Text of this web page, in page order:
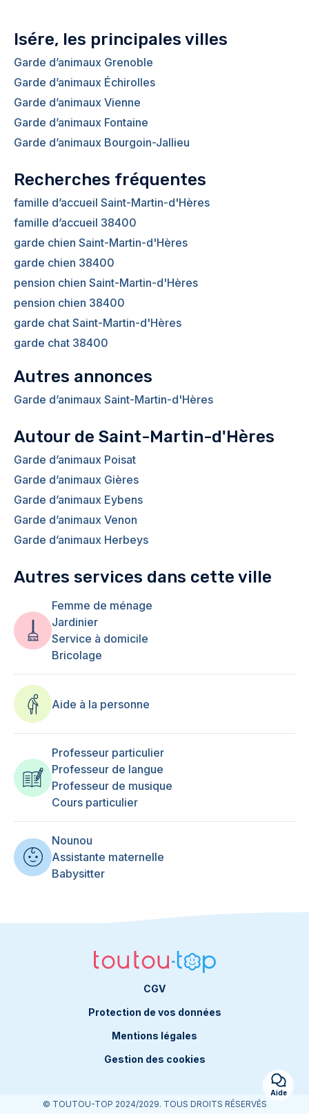
Isére, les principales villes
Garde d’animaux Grenoble
Garde d’animaux Échirolles
Garde d’animaux Vienne
Garde d’animaux Fontaine
Garde d’animaux Bourgoin-Jallieu
Recherches fréquentes
famille d’accueil Saint-Martin-d'Hères
famille d’accueil 38400
garde chien Saint-Martin-d'Hères
garde chien 38400
pension chien Saint-Martin-d'Hères
pension chien 38400
garde chat Saint-Martin-d'Hères
garde chat 38400
Autres annonces
Garde d’animaux Saint-Martin-d'Hères
Autour de Saint-Martin-d'Hères
Garde d’animaux Poisat
Garde d’animaux Gières
Garde d’animaux Eybens
Garde d’animaux Venon
Garde d’animaux Herbeys
Autres services dans cette ville
Femme de ménage
Jardinier
Service à domicile
Bricolage
Aide à la personne
Professeur particulier
Professeur de langue
Professeur de musique
Cours particulier
Nounou
Assistante maternelle
Babysitter
CGV
Protection de vos données
Mentions légales
Gestion des cookies
© TOUTOU-TOP 2024/2029. TOUS DROITS RÉSERVÉS
Aide